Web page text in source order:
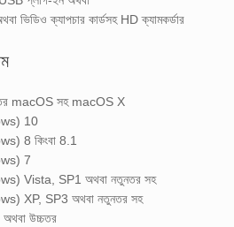
ভিডিও ক্যাপচার কার্ডসহ HD ক্যামকর্ডার
macOS সহ macOS X
10
8 কিংবা 8.1
7
Vista, SP1 অথবা নতুনতর সহ
XP, SP3 অথবা নতুনতর সহ
উচ্চতর